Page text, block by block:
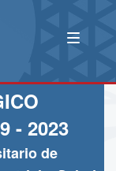
- 2023
de